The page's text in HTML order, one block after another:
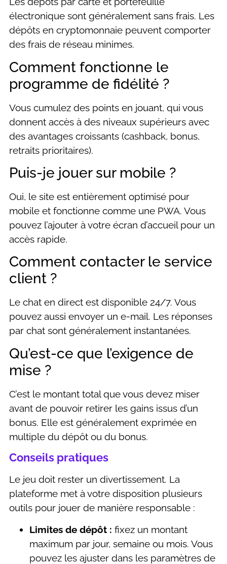
électronique sont généralement sans frais. Les
dépôts en cryptomonnaie peuvent comporter
des frais de réseau minimes.
Comment fonctionne le
programme de fidélité ?
Vous cumulez des points en jouant, qui vous
donnent accès à des niveaux supérieurs avec
des avantages croissants (cashback, bonus,
retraits prioritaires).
Puis-je jouer sur mobile ?
Oui, le site est entièrement optimisé pour
mobile et fonctionne comme une PWA. Vous
pouvez l’ajouter à votre écran d’accueil pour un
accès rapide.
Comment contacter le service
client ?
Le chat en direct est disponible 24/7. Vous
pouvez aussi envoyer un e-mail. Les réponses
par chat sont généralement instantanées.
Qu’est-ce que l’exigence de
mise ?
C’est le montant total que vous devez miser
avant de pouvoir retirer les gains issus d’un
bonus. Elle est généralement exprimée en
multiple du dépôt ou du bonus.
Conseils pratiques
Le jeu doit rester un divertissement. La
plateforme met à votre disposition plusieurs
outils pour jouer de manière responsable :
Limites de dépôt : fixez un montant
maximum par jour, semaine ou mois. Vous
pouvez les ajuster dans les paramètres de